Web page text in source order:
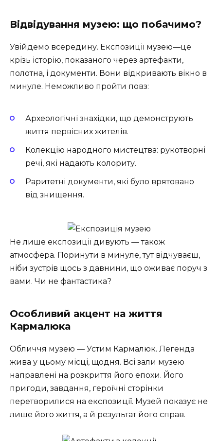
Відвідування музею: що побачимо?
Увійдемо всередину. Експозиції музею—це
крізь історію, показаного через артефакти,
полотна, і документи. Вони відкривають вікно в
минуле. Неможливо пройти повз:
Археологічні знахідки, що демонструють
життя первісних жителів.
Колекцію народного мистецтва: рукотворні
речі, які надають колориту.
Раритетні документи, які було врятовано
від знищення.
Не лише експозиції дивують — також
атмосфера. Поринути в минуле, тут відчуваєш,
ніби зустрів щось з давнини, що оживає поруч з
вами. Чи не фантастика?
Особливий акцент на життя
Кармалюка
Обличчя музею — Устим Кармалюк. Легенда
жива у цьому місці, щодня. Всі зали музею
направлені на розкриття його епохи. Його
пригоди, завдання, героїчні сторінки
перетворилися на експозиції. Музей показує не
лише його життя, а й результат його справ.